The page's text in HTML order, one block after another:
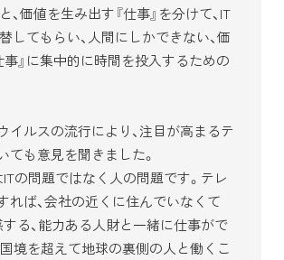
、価値を生み出す『仕事』を分けて、IT
してもらい、人間にしかできない、価
事』に集中的に時間を投入するための
ルスの流行により、注目が高まるテ
ても意見を聞きました。
ITの問題ではなく人の問題です。テレ
れば、会社の近くに住んでいなくて
する、能力ある人財と一緒に仕事がで
国境を超えて地球の裏側の人と働くこ